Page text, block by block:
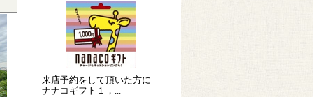
来店予約をして頂いた方に
ナナコギフト１，...